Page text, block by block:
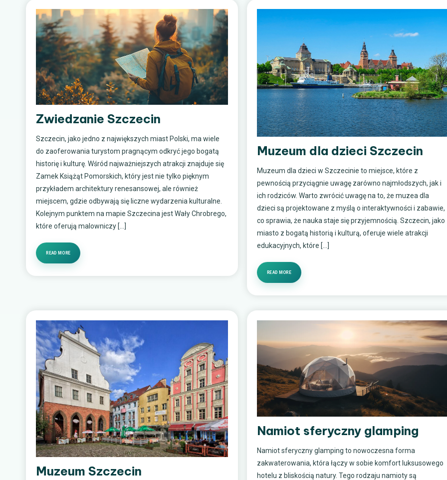
Zwiedzanie Szczecin
Szczecin, jako jedno z największych miast Polski, ma wiele
do zaoferowania turystom pragnącym odkryć jego bogatą
historię i kulturę. Wśród najważniejszych atrakcji znajduje się
Zamek Książąt Pomorskich, który jest nie tylko pięknym
przykładem architektury renesansowej, ale również
miejscem, gdzie odbywają się liczne wydarzenia kulturalne.
Kolejnym punktem na mapie Szczecina jest Wały Chrobrego,
które oferują malowniczy […]
READ MORE
Muzeum dla dzieci Szczecin
Muzeum dla dzieci w Szczecinie to miejsce, które z
pewnością przyciągnie uwagę zarówno najmłodszych, jak i
ich rodziców. Warto zwrócić uwagę na to, że muzea dla
dzieci są projektowane z myślą o interaktywności i zabawie,
co sprawia, że nauka staje się przyjemnością. Szczecin, jako
miasto z bogatą historią i kulturą, oferuje wiele atrakcji
edukacyjnych, które […]
READ MORE
Muzeum Szczecin
Namiot sferyczny glamping
Namiot sferyczny glamping to nowoczesna forma
zakwaterowania, która łączy w sobie komfort luksusowego
hotelu z bliskością natury. Tego rodzaju namioty są